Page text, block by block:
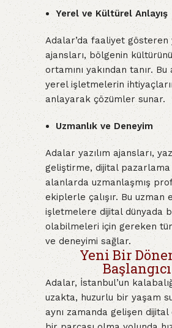
Yerel ve Kültürel Anlayış
Adalar’da faaliyet gösteren
ajansları, bölgenin
ortamını yakından tanır. Bu
yerel işletmelerin
anlayarak çözümler sunar.
Uzmanlık ve Deneyim
Adalar yazılım ajansları,
geliştirme, dijital pazarlama
alanlarda uzmanlaşmış
ekiplerle çalışır. Bu uzman
işletmelere dijital dünyada
olabilmeleri için gereken
ve deneyimi sağlar.
Yeni Bir
Başlangıcı
Adalar, İstanbul’un
uzakta, huzurlu bir yaşam
aynı zamanda gelişen dijital